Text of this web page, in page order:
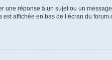
réponse à un sujet ou un
affichée en bas de l’écran du